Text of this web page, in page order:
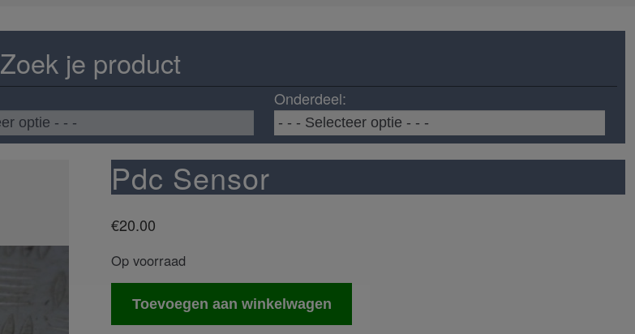
Zoek je product
Onderdeel:
Pdc Sensor
€20.00
Op voorraad
PdcToevoegen aan winkelwagen